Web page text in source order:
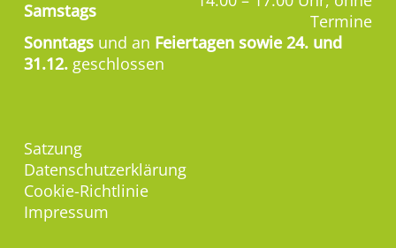
Samstags
Termine
Sonntags und an Feiertagen sowie 24. und
31.12. geschlossen
Satzung
Datenschutzerklärung
Cookie-Richtlinie
Impressum